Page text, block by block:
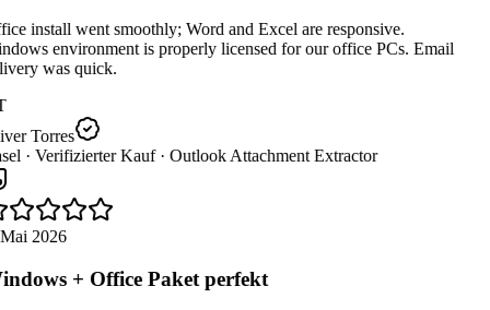
install went smoothly; Word and Excel are responsive.
environment is properly licensed for our office PCs. Email
was quick.
Torres
· Verifizierter Kauf · Outlook Attachment Extractor
2026
+ Office Paket perfekt